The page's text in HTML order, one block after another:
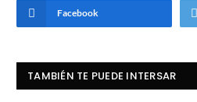
Facebook
TAMBIÉN TE PUEDE INTERSAR